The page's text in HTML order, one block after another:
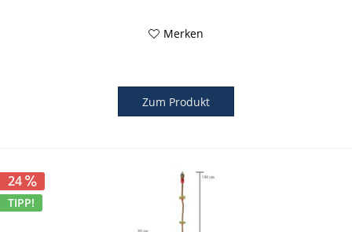
Merken
Zum Produkt
24
TIPP!